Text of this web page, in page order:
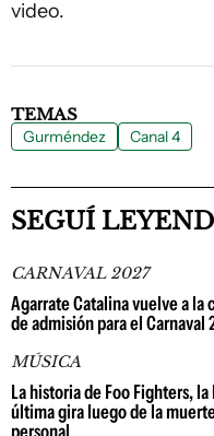
video.
TEMAS
Gurméndez Canal 4
SEGUÍ
CARNAVAL 2027
Agarrate Catalina vuelve a la
de admisión para el Carnaval
MÚSICA
La historia de Foo Fighters,
última gira luego de la